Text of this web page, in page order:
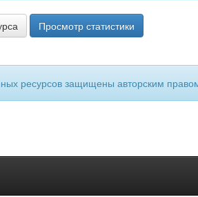
Просмотр статистики
ресурсов защищены авторским